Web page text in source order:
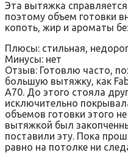
Эта вытяжка
поэтому объем готовки
копоть, жир и ароматы
Плюсы: стильная,
Минусы: нет
Отзыв: Готовлю часто,
большую вытяжку, как
A70. До этого стояла
исключительно
объемов готовки этого
вытяжкой был
поставили эту. Пока
равно на потолке ни